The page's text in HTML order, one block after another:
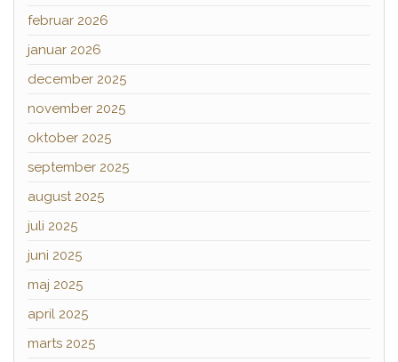
februar 2026
januar 2026
december 2025
november 2025
oktober 2025
september 2025
august 2025
juli 2025
juni 2025
maj 2025
april 2025
marts 2025